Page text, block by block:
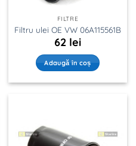
FILTRE
Filtru ulei OE VW 06A115561B
62 lei
Adaugă în coș